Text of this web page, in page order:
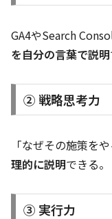
GA4やSearch
を自分の言葉で説明
② 戦略思考力
「なぜその施策を
理的に説明できる。
③ 実行力